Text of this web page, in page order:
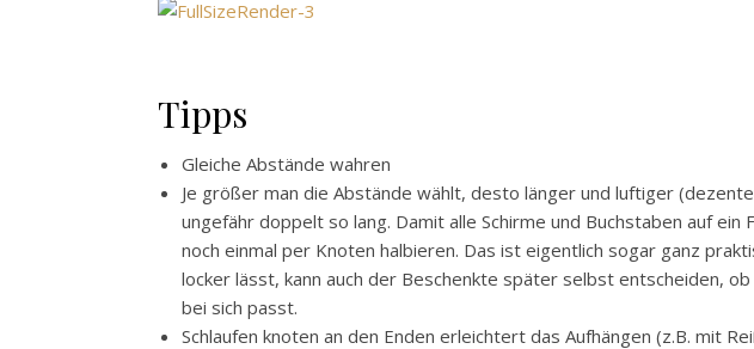
Tipps
Gleiche Abstände wahren
Je größer man die Abstände wählt, desto länger und luftiger
ungefähr doppelt so lang. Damit alle Schirme und Buchstaben auf
noch einmal per Knoten halbieren. Das ist eigentlich sogar ganz
locker lässt, kann auch der Beschenkte später selbst entscheiden,
bei sich passt.
Schlaufen knoten an den Enden erleichtert das Aufhängen (z.B. mit